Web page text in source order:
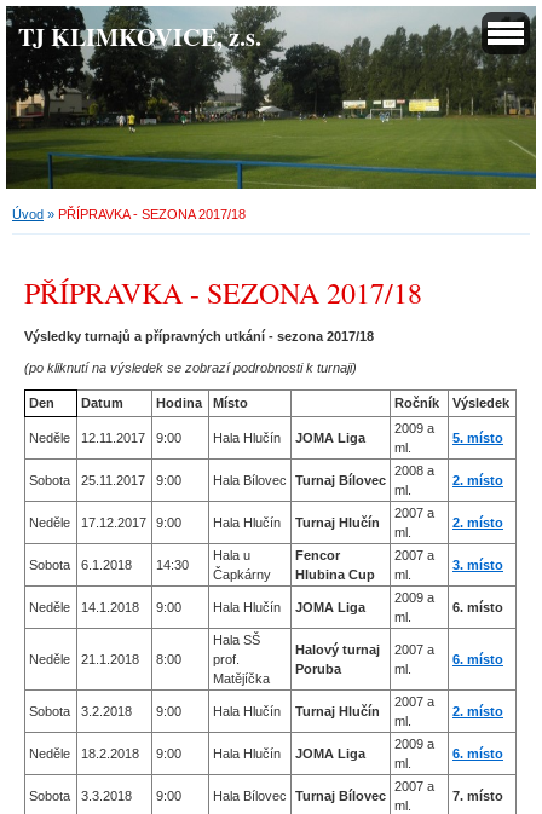
TJ KLIMKOVICE, z.s.
Úvod » PŘÍPRAVKA - SEZONA 2017/18
PŘÍPRAVKA - SEZONA 2017/18
Výsledky turnajů a přípravných utkání - sezona 2017/18
(po kliknutí na výsledek se zobrazí podrobnosti k turnaji)
Den Datum Hodina Místo Ročník Výsledek
Neděle 12.11.2017 9:00 Hala Hlučín JOMA Liga
2009 a
ml.
5. místo
Sobota 25.11.2017 9:00 Hala Bílovec Turnaj Bílovec
2008 a
ml.
2. místo
Neděle 17.12.2017 9:00 Hala Hlučín Turnaj Hlučín
2007 a
ml.
2. místo
Sobota 6.1.2018 14:30
Hala u
Čapkárny
Fencor
Hlubina Cup
2007 a
ml.
3. místo
Neděle 14.1.2018 9:00 Hala Hlučín JOMA Liga
2009 a
ml.
6. místo
Neděle 21.1.2018 8:00
Hala SŠ
prof.
Matějíčka
Halový turnaj
Poruba
2007 a
ml.
6. místo
Sobota 3.2.2018 9:00 Hala Hlučín Turnaj Hlučín
2007 a
ml.
2. místo
Neděle 18.2.2018 9:00 Hala Hlučín JOMA Liga
2009 a
ml.
6. místo
Sobota 3.3.2018 9:00 Hala Bílovec Turnaj Bílovec
2007 a
ml.
7. místo